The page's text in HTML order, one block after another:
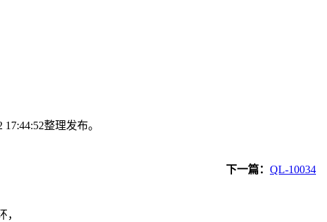
整理发布。
下一篇： QL-10034